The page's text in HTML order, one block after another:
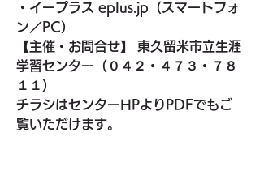
・イープラス eplus.jp（スマートフォ
ン／PC）
【主催・お問合せ】 東久留米市立生涯
学習センター（０４２・４７３・７８
１１）
チラシはセンターHPよりPDFでもご
覧いただけます。